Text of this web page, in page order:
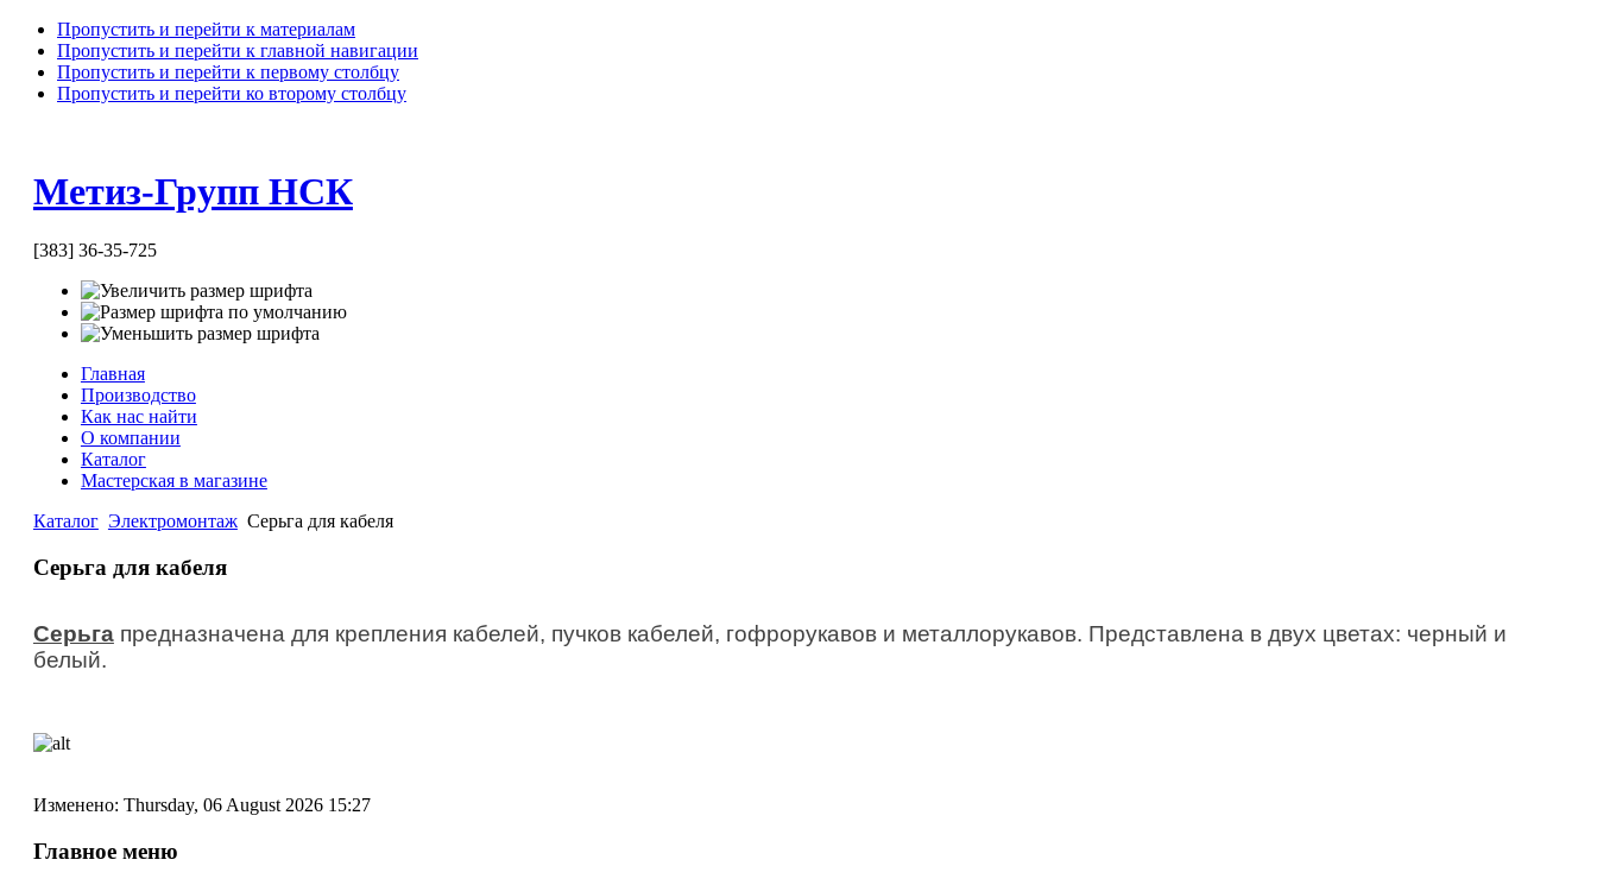
Пропустить и перейти к материалам
Пропустить и перейти к главной навигации
Пропустить и перейти к первому столбцу
Пропустить и перейти ко второму столбцу
Метиз-Групп НСК
[383] 36-35-725
Главная
Производство
Как нас найти
О компании
Каталог
Мастерская в магазине
Каталог Электромонтаж Серьга для кабеля
Серьга для кабеля
Серьгапредназначена для крепления кабелей, пучков кабелей, гофрорукавов и металлорукавов. Представлена в двух цветах: черный и
белый.
Изменено: Thursday, 06 August 2026 15:27
Главное меню